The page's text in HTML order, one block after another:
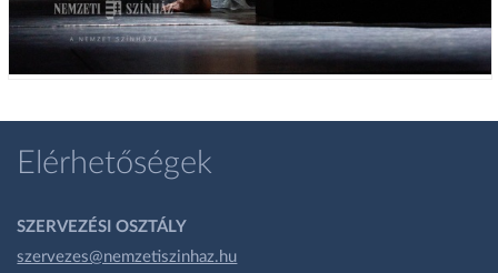
Elérhetőségek
SZERVEZÉSI OSZTÁLY
szervezes@nemzetiszinhaz.hu